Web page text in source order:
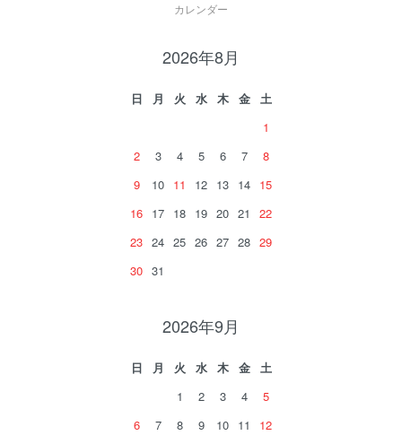
カレンダー
2026年8月
日 月 火 水 木 金
土
1
2
3 4 5 6 7
8
9
10 11 12 13 14 15
16 17 18 19 20 21
22
23 24 25 26 27 28 29
30 31
2026年9月
日 月 火 水 木 金
土
1
2 3 4
5
6
7 8 9 10 11
12